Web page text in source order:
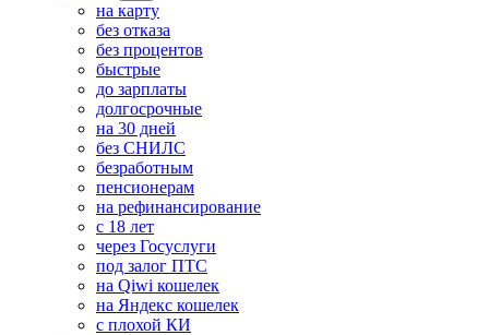
на карту
без отказа
без процентов
быстрые
до зарплаты
долгосрочные
на 30 дней
без СНИЛС
безработным
пенсионерам
на рефинансирование
с 18 лет
через Госуслуги
под залог ПТС
на Qiwi кошелек
на Яндекс кошелек
с плохой КИ